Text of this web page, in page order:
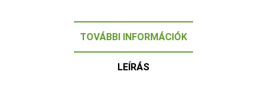
TOVÁBBI INFORMÁCIÓK
LEÍRÁS